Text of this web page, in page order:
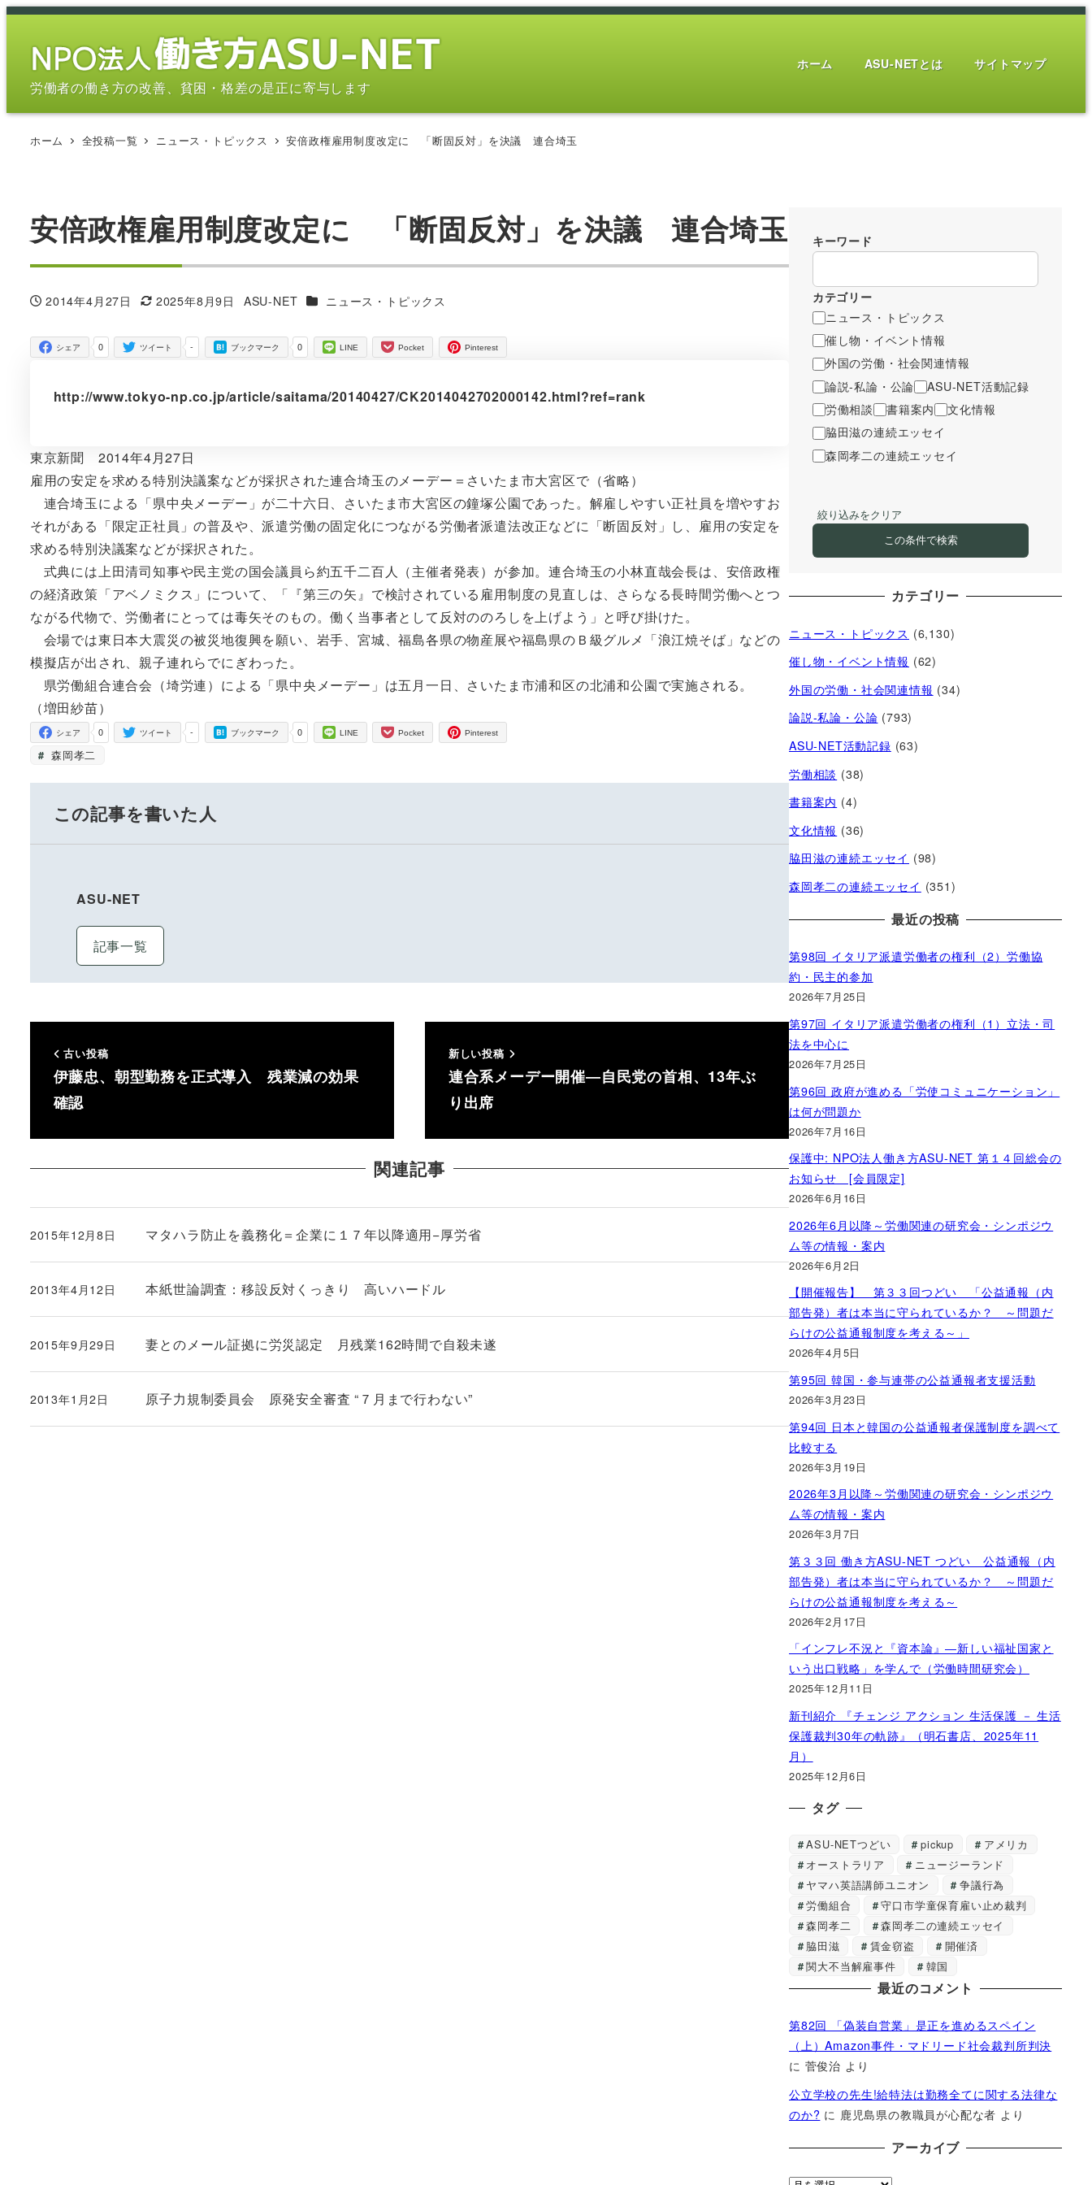
メ
労働者の働き方の改善、貧困・格差の是正に寄与します
ホーム ASU-NETとは サイトマップ
ホーム 全投稿一覧 ニュース・トピックス 安倍政権雇用制度改定に 「断固反対」を決議 連合埼玉
安倍政権雇用制度改定に 「断固反対」を決議 連合埼玉
投稿日
2014年4月27日
更新日
2025年8月9日
著
ASU-NET カテゴリー
ニュース・トピックス
0
シェア -
ツイート 0
ブックマーク LINE Pocket Pinterest
http://www.tokyo-np.co.jp/article/saitama/20140427/CK2014042702000142.html?ref=rank
東京新聞 2014年4月27日
雇用の安定を求める特別決議案などが採択された連合埼玉のメーデー＝さいたま市大宮区で（省略）
連合埼玉による「県中央メーデー」が二十六日、さいたま市大宮区の鐘塚公園であった。解雇しやすい正社員を増やすお
それがある「限定正社員」の普及や、派遣労働の固定化につながる労働者派遣法改正などに「断固反対」し、雇用の安定を
求める特別決議案などが採択された。
式典には上田清司知事や民主党の国会議員ら約五千二百人（主催者発表）が参加。連合埼玉の小林直哉会長は、安倍政権
の経済政策「アベノミクス」について、「『第三の矢』で検討されている雇用制度の見直しは、さらなる長時間労働へとつ
ながる代物で、労働者にとっては毒矢そのもの。働く当事者として反対ののろしを上げよう」と呼び掛けた。
会場では東日本大震災の被災地復興を願い、岩手、宮城、福島各県の物産展や福島県のＢ級グルメ「浪江焼そば」などの
模擬店が出され、親子連れらでにぎわった。
県労働組合連合会（埼労連）による「県中央メーデー」は五月一日、さいたま市浦和区の北浦和公園で実施される。
（増田紗苗）
0
シェア -
ツイート 0
ブックマーク LINE Pocket Pinterest
森岡孝二
この記事を書いた人
ASU-NET
記事一覧
古い投稿
伊藤忠、朝型勤務を正式導入 残業減の効果
確認
新しい投稿
連合系メーデー開催―自民党の首相、13年ぶ
り出席
関連記事
マタハラ防止を義務化＝企業に１７年以降適用−厚労省
投稿日
2015年12月8日
本紙世論調査：移設反対くっきり 高いハードル
投稿日
2013年4月12日
妻とのメール証拠に労災認定 月残業162時間で自殺未遂
投稿日
2015年9月29日
原子力規制委員会 原発安全審査 “７月まで行わない”
投稿日
2013年1月2日
キーワード
カテゴリー
ニュース・トピックス
催し物・イベント情報
外国の労働・社会関連情報
論説-私論・公論
ASU-NET活動記録
労働相談
書籍案内
文化情報
脇田滋の連続エッセイ
森岡孝二の連続エッセイ
絞り込みをクリア
この条件で検索
カテゴリー
ニュース・トピックス (6,130)
催し物・イベント情報 (62)
外国の労働・社会関連情報 (34)
論説-私論・公論 (793)
ASU-NET活動記録 (63)
労働相談 (38)
書籍案内 (4)
文化情報 (36)
脇田滋の連続エッセイ (98)
森岡孝二の連続エッセイ (351)
最近の投稿
第98回 イタリア派遣労働者の権利（2）労働協
約・民主的参加
2026年7月25日
第97回 イタリア派遣労働者の権利（1）立法・司
法を中心に
2026年7月25日
第96回 政府が進める「労使コミュニケーション」
は何が問題か
2026年7月16日
保護中: NPO法人働き方ASU-NET 第１４回総会の
お知らせ [会員限定]
2026年6月16日
2026年6月以降～労働関連の研究会・シンポジウ
ム等の情報・案内
2026年6月2日
【開催報告】 第３３回つどい 「公益通報（内
部告発）者は本当に守られているか？ ～問題だ
らけの公益通報制度を考える～」
2026年4月5日
第95回 韓国・参与連帯の公益通報者支援活動
2026年3月23日
第94回 日本と韓国の公益通報者保護制度を調べて
比較する
2026年3月19日
2026年3月以降～労働関連の研究会・シンポジウ
ム等の情報・案内
2026年3月7日
第３３回 働き方ASU-NET つどい 公益通報（内
部告発）者は本当に守られているか？ ～問題だ
らけの公益通報制度を考える～
2026年2月17日
「インフレ不況と『資本論』―新しい福祉国家と
いう出口戦略」を学んで（労働時間研究会）
2025年12月11日
新刊紹介 『チェンジ アクション 生活保護 － 生活
保護裁判30年の軌跡』（明石書店、2025年11
月）
2025年12月6日
タグ
ASU-NETつどい pickup
アメリカ
オーストラリア
ニュージーランド
ヤマハ英語講師ユニオン
争議行為
労働組合
守口市学童保育雇い止め裁判
森岡孝二
森岡孝二の連続エッセイ
脇田滋
賃金窃盗
開催済
関大不当解雇事件
韓国
最近のコメント
第82回 「偽装自営業」是正を進めるスペイン
（上）Amazon事件・マドリード社会裁判所判決
に 菅俊治 より
公立学校の先生!給特法は勤務全てに関する法律な
のか? に 鹿児島県の教職員が心配な者 より
アーカイブ